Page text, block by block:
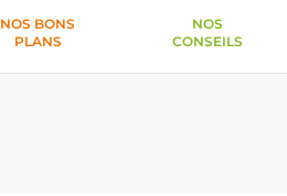
NOS BONS
PLANS
NOS
CONSEILS